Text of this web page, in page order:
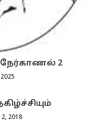
நேர்காணல் 2
2018